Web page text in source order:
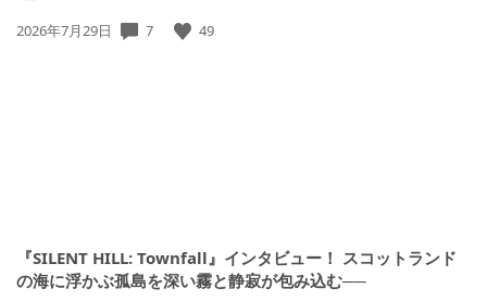
公
2026年7月29日 7 49
『SILENT HILL: Townfall』インタビュー！ スコットランド
の海に浮かぶ孤島を深い霧と静寂が包み込む──